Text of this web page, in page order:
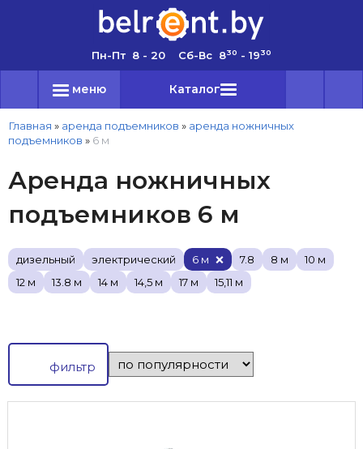
Пн-Пт 8 - 20 Сб-Вс 830 - 1930
меню Каталог
Главная » аренда подъемников » аренда ножничных
подъемников » 6 м
Аренда ножничных
подъемников 6 м
дизельный электрический 6 м 7.8 8 м
10 м
12 м
13.8 м 14 м 14,5 м 17 м 15,11 м
фильтр